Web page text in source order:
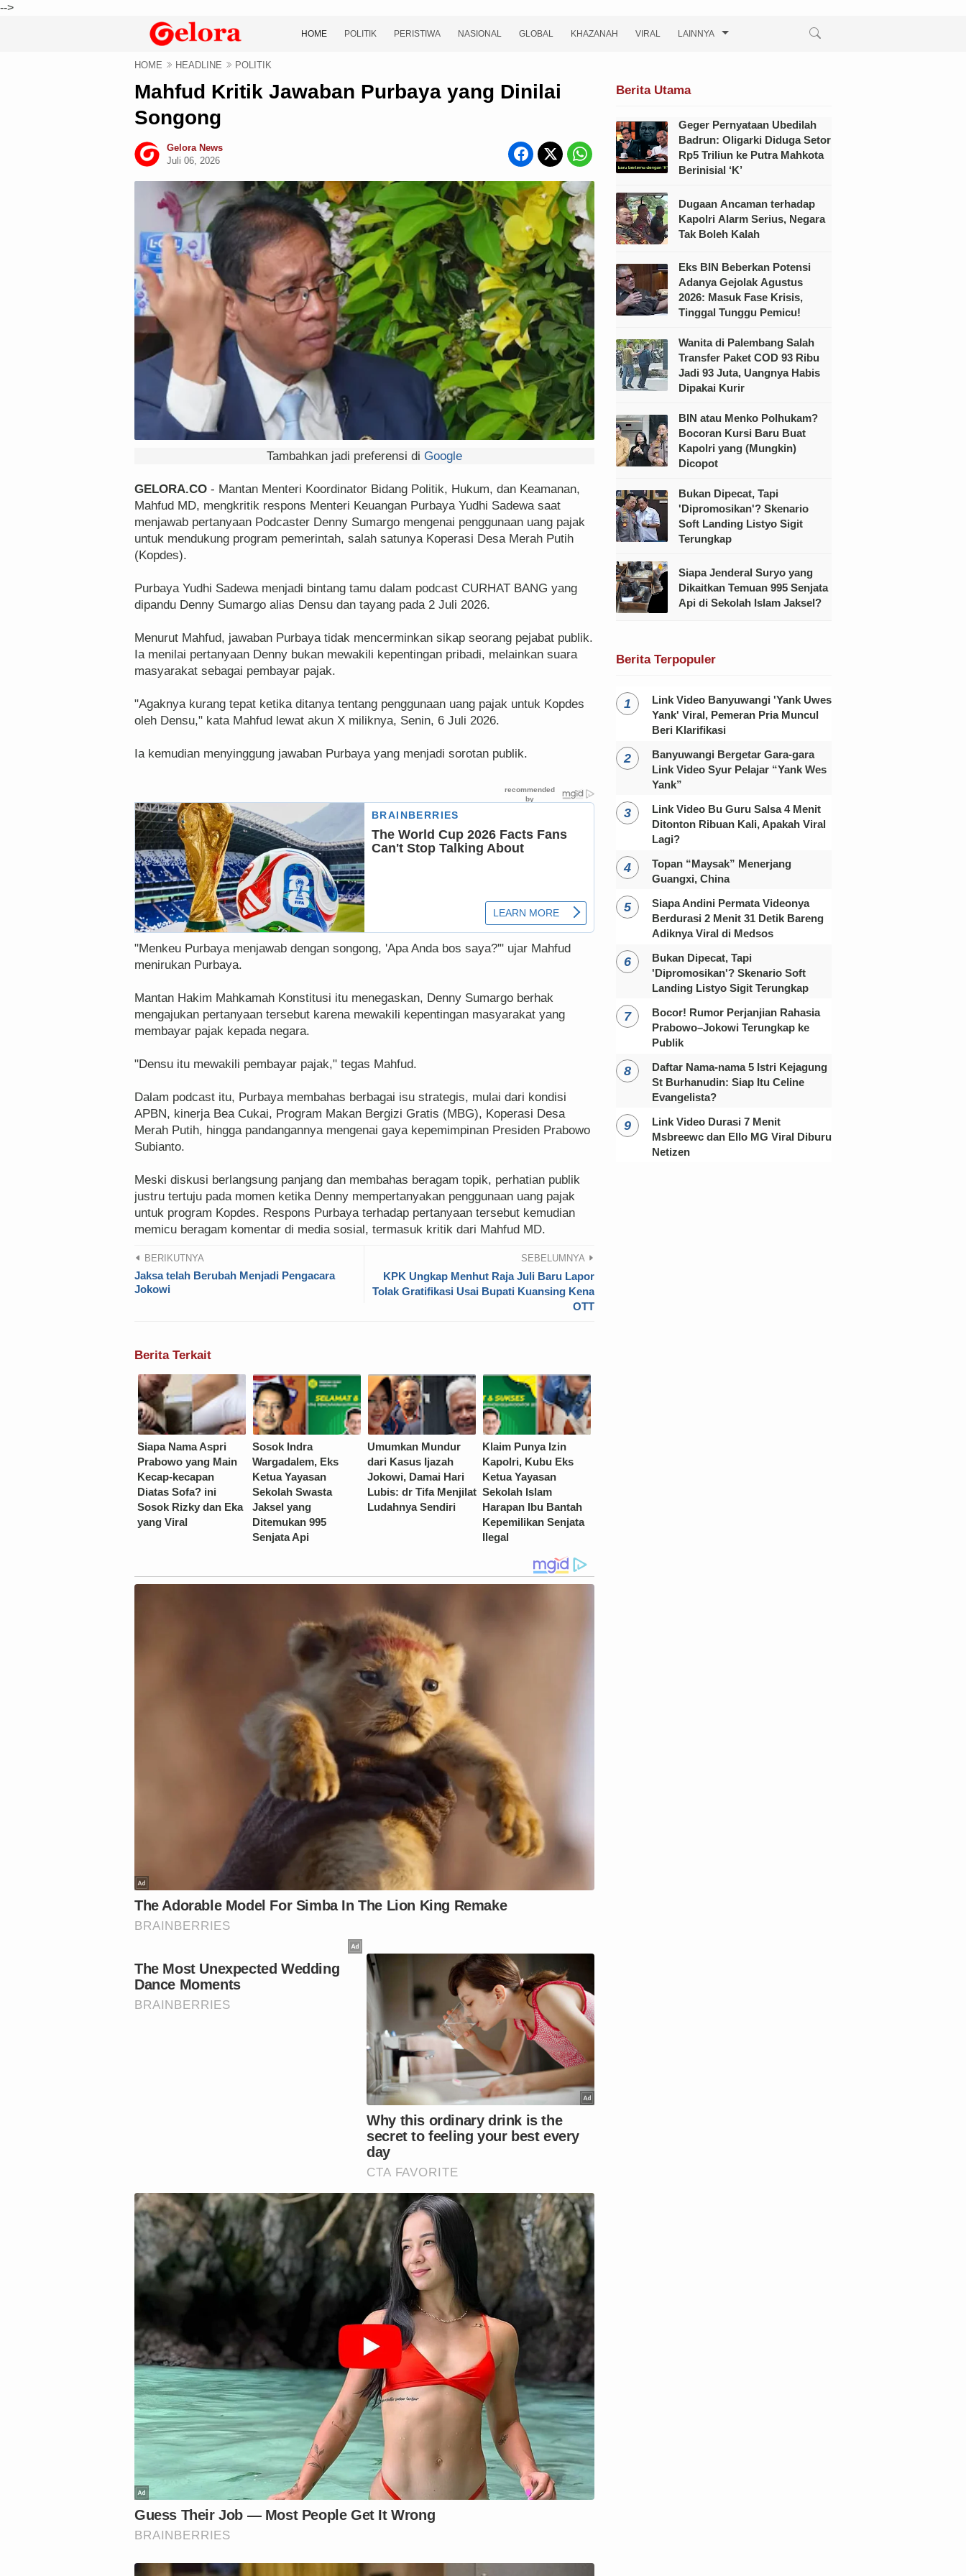
-->
HOME POLITIK PERISTIWA NASIONAL GLOBAL KHAZANAH VIRAL LAINNYA
HOME HEADLINE POLITIK
Mahfud Kritik Jawaban Purbaya yang Dinilai
Songong
Gelora News
Juli 06, 2026
Tambahkan jadi preferensi di Google
GELORA.CO - Mantan Menteri Koordinator Bidang Politik, Hukum, dan Keamanan,
Mahfud MD, mengkritik respons Menteri Keuangan Purbaya Yudhi Sadewa saat
menjawab pertanyaan Podcaster Denny Sumargo mengenai penggunaan uang pajak
untuk mendukung program pemerintah, salah satunya Koperasi Desa Merah Putih
(Kopdes).
Purbaya Yudhi Sadewa menjadi bintang tamu dalam podcast CURHAT BANG yang
dipandu Denny Sumargo alias Densu dan tayang pada 2 Juli 2026.
Menurut Mahfud, jawaban Purbaya tidak mencerminkan sikap seorang pejabat publik.
Ia menilai pertanyaan Denny bukan mewakili kepentingan pribadi, melainkan suara
masyarakat sebagai pembayar pajak.
"Agaknya kurang tepat ketika ditanya tentang penggunaan uang pajak untuk Kopdes
oleh Densu," kata Mahfud lewat akun X miliknya, Senin, 6 Juli 2026.
Ia kemudian menyinggung jawaban Purbaya yang menjadi sorotan publik.
"Menkeu Purbaya menjawab dengan songong, 'Apa Anda bos saya?'" ujar Mahfud
menirukan Purbaya.
Mantan Hakim Mahkamah Konstitusi itu menegaskan, Denny Sumargo berhak
mengajukan pertanyaan tersebut karena mewakili kepentingan masyarakat yang
membayar pajak kepada negara.
"Densu itu mewakili pembayar pajak," tegas Mahfud.
Dalam podcast itu, Purbaya membahas berbagai isu strategis, mulai dari kondisi
APBN, kinerja Bea Cukai, Program Makan Bergizi Gratis (MBG), Koperasi Desa
Merah Putih, hingga pandangannya mengenai gaya kepemimpinan Presiden Prabowo
Subianto.
Meski diskusi berlangsung panjang dan membahas beragam topik, perhatian publik
justru tertuju pada momen ketika Denny mempertanyakan penggunaan uang pajak
untuk program Kopdes. Respons Purbaya terhadap pertanyaan tersebut kemudian
memicu beragam komentar di media sosial, termasuk kritik dari Mahfud MD.
BERIKUTNYA
Jaksa telah Berubah Menjadi Pengacara
Jokowi
SEBELUMNYA
KPK Ungkap Menhut Raja Juli Baru Lapor
Tolak Gratifikasi Usai Bupati Kuansing Kena
OTT
Berita Terkait
Siapa Nama Aspri
Prabowo yang Main
Kecap-kecapan
Diatas Sofa? ini
Sosok Rizky dan Eka
yang Viral
Sosok Indra
Wargadalem, Eks
Ketua Yayasan
Sekolah Swasta
Jaksel yang
Ditemukan 995
Senjata Api
Umumkan Mundur
dari Kasus Ijazah
Jokowi, Damai Hari
Lubis: dr Tifa Menjilat
Ludahnya Sendiri
Klaim Punya Izin
Kapolri, Kubu Eks
Ketua Yayasan
Sekolah Islam
Harapan Ibu Bantah
Kepemilikan Senjata
Ilegal
Berita Utama
Geger Pernyataan Ubedilah
Badrun: Oligarki Diduga Setor
Rp5 Triliun ke Putra Mahkota
Berinisial ‘K’
Dugaan Ancaman terhadap
Kapolri Alarm Serius, Negara
Tak Boleh Kalah
Eks BIN Beberkan Potensi
Adanya Gejolak Agustus
2026: Masuk Fase Krisis,
Tinggal Tunggu Pemicu!
Wanita di Palembang Salah
Transfer Paket COD 93 Ribu
Jadi 93 Juta, Uangnya Habis
Dipakai Kurir
BIN atau Menko Polhukam?
Bocoran Kursi Baru Buat
Kapolri yang (Mungkin)
Dicopot
Bukan Dipecat, Tapi
'Dipromosikan'? Skenario
Soft Landing Listyo Sigit
Terungkap
Siapa Jenderal Suryo yang
Dikaitkan Temuan 995 Senjata
Api di Sekolah Islam Jaksel?
Berita Terpopuler
Link Video Banyuwangi 'Yank Uwes
Yank' Viral, Pemeran Pria Muncul
Beri Klarifikasi
Banyuwangi Bergetar Gara-gara
Link Video Syur Pelajar “Yank Wes
Yank”
Link Video Bu Guru Salsa 4 Menit
Ditonton Ribuan Kali, Apakah Viral
Lagi?
Topan “Maysak” Menerjang
Guangxi, China
Siapa Andini Permata Videonya
Berdurasi 2 Menit 31 Detik Bareng
Adiknya Viral di Medsos
Bukan Dipecat, Tapi
'Dipromosikan'? Skenario Soft
Landing Listyo Sigit Terungkap
Bocor! Rumor Perjanjian Rahasia
Prabowo–Jokowi Terungkap ke
Publik
Daftar Nama-nama 5 Istri Kejagung
St Burhanudin: Siap Itu Celine
Evangelista?
Link Video Durasi 7 Menit
Msbreewc dan Ello MG Viral Diburu
Netizen